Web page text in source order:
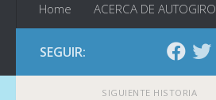
Home ACERCA DE AUTOGIRO
SEGUIR:
SIGUIENTE HISTORIA